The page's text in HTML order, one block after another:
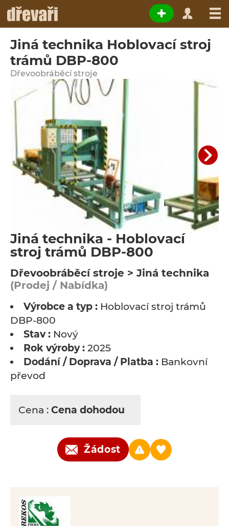
Jiná technika Hoblovací stroj
trámů DBP-800
Dřevoobráběcí stroje
Jiná technika - Hoblovací
stroj trámů DBP-800
Dřevoobráběcí stroje > Jiná technika
(Prodej / Nabídka)
Výrobce a typ : Hoblovací stroj trámů
DBP-800
Stav : Nový
Rok výroby : 2025
Dodání / Doprava / Platba : Bankovní
převod
Cena : Cena dohodou
Žádost